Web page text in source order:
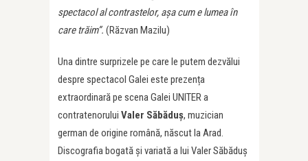
spectacol al contrastelor, așa cum e lumea în
care trăim”. (Răzvan Mazilu)
Una dintre surprizele pe care le putem dezvălui
despre spectacol Galei este prezența
extraordinară pe scena Galei UNITER a
contratenorului Valer Săbăduș, muzician
german de origine română, născut la Arad.
Discografia bogată și variată a lui Valer Săbăduș